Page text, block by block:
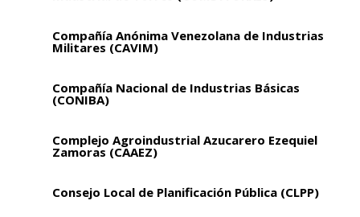
Compañía Anónima Venezolana de Industrias
Militares (CAVIM)
Compañía Nacional de Industrias Básicas
(CONIBA)
Complejo Agroindustrial Azucarero Ezequiel
Zamoras (CAAEZ)
Consejo Local de Planificación Pública (CLPP)